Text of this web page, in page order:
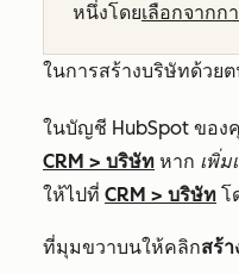
หนึ่งโดยเลือกจากก
ในการสร้างบริษัทด้วยต
ในบัญชี HubSpot ของ
CRM > บริษัท หาก เพิ่ม
ให้ไปที่ CRM > บริษัท โ
ที่มุมขวาบนให้คลิกสร้